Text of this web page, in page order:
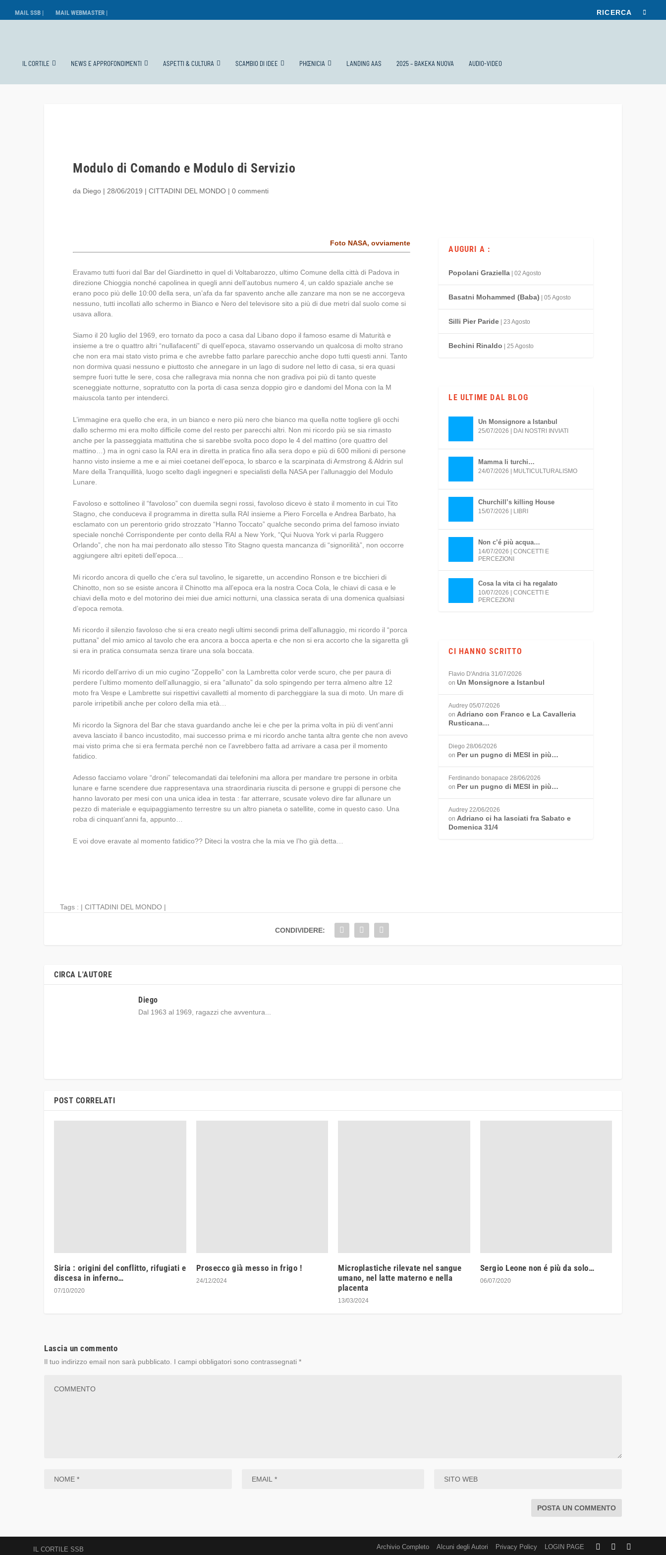
MAIL SSB | MAIL WEBMASTER |
IL CORTILE NEWS E APPROFONDIMENTI ASPETTI & CULTURA SCAMBIO DI IDEE PHŒNICIA LANDING AAS 2025 – BAKEKA NUOVA AUDIO-VIDEO
Modulo di Comando e Modulo di Servizio
da Diego |28/06/2019 |CITTADINI DEL MONDO |0 commenti
Foto NASA, ovviamente
Eravamo tutti fuori dal Bar del Giardinetto in quel di Voltabarozzo, ultimo Comune della città di Padova in
direzione Chioggia nonché capolinea in quegli anni dell’autobus numero 4, un caldo spaziale anche se
erano poco più delle 10:00 della sera, un’afa da far spavento anche alle zanzare ma non se ne accorgeva
nessuno, tutti incollati allo schermo in Bianco e Nero del televisore sito a più di due metri dal suolo come si
usava allora.
Siamo il 20 luglio del 1969, ero tornato da poco a casa dal Libano dopo il famoso esame di Maturità e
insieme a tre o quattro altri “nullafacenti” di quell’epoca, stavamo osservando un qualcosa di molto strano
che non era mai stato visto prima e che avrebbe fatto parlare parecchio anche dopo tutti questi anni. Tanto
non dormiva quasi nessuno e piuttosto che annegare in un lago di sudore nel letto di casa, si era quasi
sempre fuori tutte le sere, cosa che rallegrava mia nonna che non gradiva poi più di tanto queste
sceneggiate notturne, sopratutto con la porta di casa senza doppio giro e dandomi del Mona con la M
maiuscola tanto per intenderci.
L’immagine era quello che era, in un bianco e nero più nero che bianco ma quella notte togliere gli occhi
dallo schermo mi era molto difficile come del resto per parecchi altri. Non mi ricordo più se sia rimasto
anche per la passeggiata mattutina che si sarebbe svolta poco dopo le 4 del mattino (ore quattro del
mattino…) ma in ogni caso la RAI era in diretta in pratica fino alla sera dopo e più di 600 milioni di persone
hanno visto insieme a me e ai miei coetanei dell’epoca, lo sbarco e la scarpinata di Armstrong & Aldrin sul
Mare della Tranquillità, luogo scelto dagli ingegneri e specialisti della NASA per l’allunaggio del Modulo
Lunare.
Favoloso e sottolineo il “favoloso” con duemila segni rossi, favoloso dicevo è stato il momento in cui Tito
Stagno, che conduceva il programma in diretta sulla RAI insieme a Piero Forcella e Andrea Barbato, ha
esclamato con un perentorio grido strozzato “Hanno Toccato” qualche secondo prima del famoso inviato
speciale nonché Corrispondente per conto della RAI a New York, “Qui Nuova York vi parla Ruggero
Orlando”, che non ha mai perdonato allo stesso Tito Stagno questa mancanza di “signorilità”, non occorre
aggiungere altri epiteti dell’epoca…
Mi ricordo ancora di quello che c’era sul tavolino, le sigarette, un accendino Ronson e tre bicchieri di
Chinotto, non so se esiste ancora il Chinotto ma all’epoca era la nostra Coca Cola, le chiavi di casa e le
chiavi della moto e del motorino dei miei due amici notturni, una classica serata di una domenica qualsiasi
d’epoca remota.
Mi ricordo il silenzio favoloso che si era creato negli ultimi secondi prima dell’allunaggio, mi ricordo il “porca
puttana” del mio amico al tavolo che era ancora a bocca aperta e che non si era accorto che la sigaretta gli
si era in pratica consumata senza tirare una sola boccata.
Mi ricordo dell’arrivo di un mio cugino “Zoppello” con la Lambretta color verde scuro, che per paura di
perdere l’ultimo momento dell’allunaggio, si era “allunato” da solo spingendo per terra almeno altre 12
moto fra Vespe e Lambrette sui rispettivi cavalletti al momento di parcheggiare la sua di moto. Un mare di
parole irripetibili anche per coloro della mia età…
Mi ricordo la Signora del Bar che stava guardando anche lei e che per la prima volta in più di vent’anni
aveva lasciato il banco incustodito, mai successo prima e mi ricordo anche tanta altra gente che non avevo
mai visto prima che si era fermata perché non ce l’avrebbero fatta ad arrivare a casa per il momento
fatidico.
Adesso facciamo volare “droni” telecomandati dai telefonini ma allora per mandare tre persone in orbita
lunare e farne scendere due rappresentava una straordinaria riuscita di persone e gruppi di persone che
hanno lavorato per mesi con una unica idea in testa : far atterrare, scusate volevo dire far allunare un
pezzo di materiale e equipaggiamento terrestre su un altro pianeta o satellite, come in questo caso. Una
roba di cinquant’anni fa, appunto…
E voi dove eravate al momento fatidico?? Diteci la vostra che la mia ve l’ho già detta…
AUGURI A :
Popolani Graziella | 02 Agosto
Basatni Mohammed (Baba) | 05 Agosto
Silli Pier Paride | 23 Agosto
Bechini Rinaldo | 25 Agosto
LE ULTIME DAL BLOG
Un Monsignore a Istanbul
25/07/2026 DAI NOSTRI INVIATI
Mamma li turchi…
24/07/2026 MULTICULTURALISMO
Churchill’s killing House
15/07/2026 LIBRI
Non c’é più acqua…
14/07/2026 |CONCETTI E
PERCEZIONI
Cosa la vita ci ha regalato
10/07/2026 |CONCETTI E
PERCEZIONI
CI HANNO SCRITTO
Flavio D'Andria 31/07/2026
onUn Monsignore a Istanbul
Audrey 05/07/2026
on Adriano con Franco e La Cavalleria
Rusticana…
Diego 28/06/2026
on Per un pugno di MESI in più…
Ferdinando bonapace 28/06/2026
on Per un pugno di MESI in più…
Audrey 22/06/2026
on Adriano ci ha lasciati fra Sabato e
Domenica 31/4
Tags : | CITTADINI DEL MONDO |
CONDIVIDERE:
CIRCA L'AUTORE
Diego
Dal 1963 al 1969, ragazzi che avventura...
POST CORRELATI
Siria : origini del conflitto, rifugiati e
discesa in inferno…
07/10/2020
Prosecco già messo in frigo !
24/12/2024
Microplastiche rilevate nel sangue
umano, nel latte materno e nella
placenta
13/03/2024
Sergio Leone non é più da solo…
06/07/2020
Lascia un commento
Il tuo indirizzo email non sarà pubblicato. I campi obbligatori sono contrassegnati *
IL CORTILE SSB Archivio Completo Alcuni degli Autori Privacy Policy LOGIN PAGE